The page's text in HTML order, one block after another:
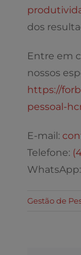
dos
Entre em
nossos
https://
pessoal-
E-mail:
Telefone:
WhatsApp:
Gestão de